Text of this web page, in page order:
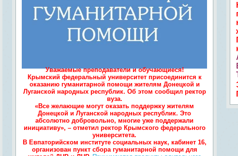
Уважаемые преподаватели и обучающиеся!
Крымский федеральный университет присоединится к
оказанию гуманитарной помощи жителям Донецкой и
Луганской народных республик. Об этом сообщил ректор
вуза.
«Все желающие могут оказать поддержку жителям
Донецкой и Луганской народных республик. Это
абсолютно добровольно, многие уже поддержали
инициативу», – отметил ректор Крымского федерального
университета.
В Евпаторийском институте социальных наук, кабинет 16,
организован пункт сбора гуманитарной помощи для